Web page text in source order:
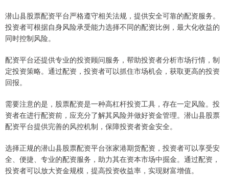
潜山县股票配资平台严格遵守相关法规，提供安全可靠的配资服务。
投资者可根据自身风险承受能力选择不同的配资比例，最大化收益的
同时控制风险。
配资平台还提供专业的投资顾问服务，帮助投资者分析市场行情，制
定投资策略。通过配资，投资者可以抓住市场机会，获取更高的投资
回报。
需要注意的是，股票配资是一种高杠杆投资工具，存在一定风险。投
资者在进行配资前，应充分了解其风险并做好资金管理。潜山县股票
配资平台提供完善的风控机制，保障投资者资金安全。
选择正规的潜山县股票配资平台张家港期货配资，投资者可以享受安
全、便捷、专业的配资服务，助力其在资本市场中掘金。通过配资，
投资者可以放大资金规模，提高投资收益率，实现财富增值。